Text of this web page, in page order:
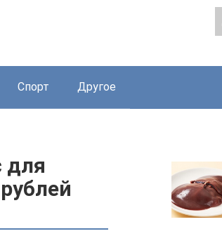
Спорт Другое
для